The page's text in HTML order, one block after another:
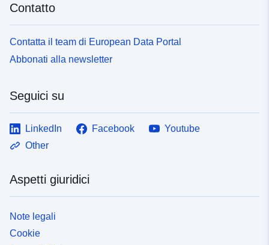
Contatto
Contatta il team di European Data Portal
Abbonati alla newsletter
Seguici su
LinkedIn Facebook
Youtube
Other
Aspetti giuridici
Note legali
Cookie